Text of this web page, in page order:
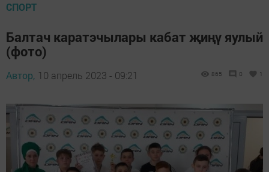
СПОРТ
Балтач каратэчылары кабат җиңү яулый
(фото)
Автор, 10 апрель 2023 - 09:21 865 0 1